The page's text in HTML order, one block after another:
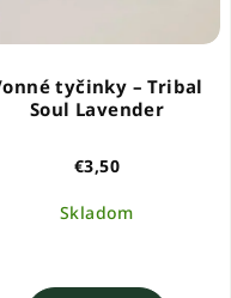
tyčinky – Tribal
Soul Lavender
€3,50
Skladom